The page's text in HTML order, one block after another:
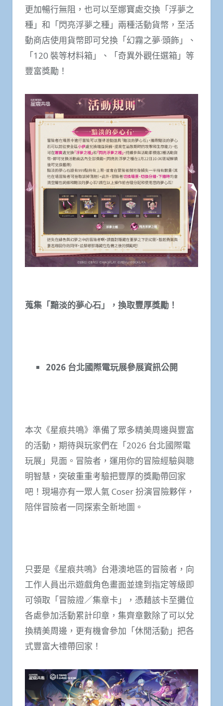
更加暢行無阻，也可以至娜寶處交換「浮夢之
種」和「閃亮浮夢之種」兩種活動貨幣，至活
動商店使用貨幣即可兌換「幻霧之夢·頭飾」、
「120 裝等材料箱」、「奇異外觀任選箱」等
豐富獎勵！
蒐集「黯淡的夢心石」，換取豐厚獎勵！
2026 台北國際電玩展參展資訊公開
本次《星痕共鳴》準備了眾多精美周邊與豐富
的活動，期待與玩家們在「2026 台北國際電
玩展」見面。冒險者，運用你的冒險經驗與聰
明智慧，突破重重考驗把豐厚的獎勵帶回家
吧！現場亦有一眾人氣 Coser 扮演冒險夥伴，
陪伴冒險者一同探索全新地圖。
只要是《星痕共鳴》台港澳地區的冒險者，向
工作人員出示遊戲角色畫面並達到指定等級即
可領取「冒險證／集章卡」，憑藉該卡至攤位
各處參加活動累計印章，集齊章數除了可以兌
換精美周邊，更有機會參加「休閒活動」把各
式豐富大禮帶回家！